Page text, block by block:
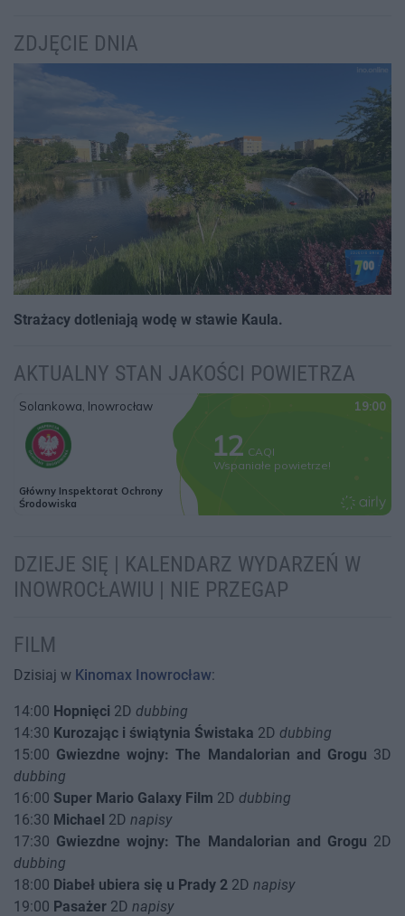
ZDJĘCIE DNIA
Strażacy dotleniają wodę w stawie Kaula.
AKTUALNY STAN JAKOŚCI POWIETRZA
DZIEJE SIĘ | KALENDARZ WYDARZEŃ W
INOWROCŁAWIU | NIE PRZEGAP
FILM
Dzisiaj w Kinomax Inowrocław:
14:00 Hopnięci 2D dubbing
14:30 Kurozając i świątynia Świstaka 2D dubbing
15:00 Gwiezdne wojny: The Mandalorian and Grogu 3D
dubbing
16:00 Super Mario Galaxy Film 2D dubbing
16:30 Michael 2D napisy
17:30 Gwiezdne wojny: The Mandalorian and Grogu 2D
dubbing
18:00 Diabeł ubiera się u Prady 2 2D napisy
19:00 Pasażer 2D napisy